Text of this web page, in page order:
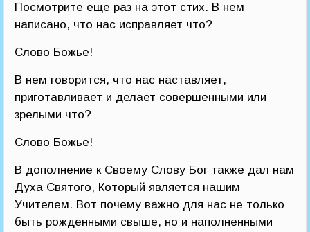
Посмотрите еще раз на этот стих. В нем
написано, что нас исправляет что?
Слово Божье!
В нем говорится, что нас наставляет,
приготавливает и делает совершенными или
зрелыми что?
Слово Божье!
В дополнение к Своему Слову Бог также дал нам
Духа Святого, Который является нашим
Учителем. Вот почему важно для нас не только
быть рожденными свыше, но и наполненными